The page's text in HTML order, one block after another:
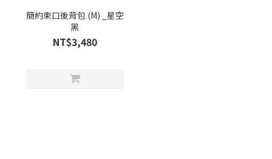
簡約束口後背包 (M) _星空
黑
NT$3,480